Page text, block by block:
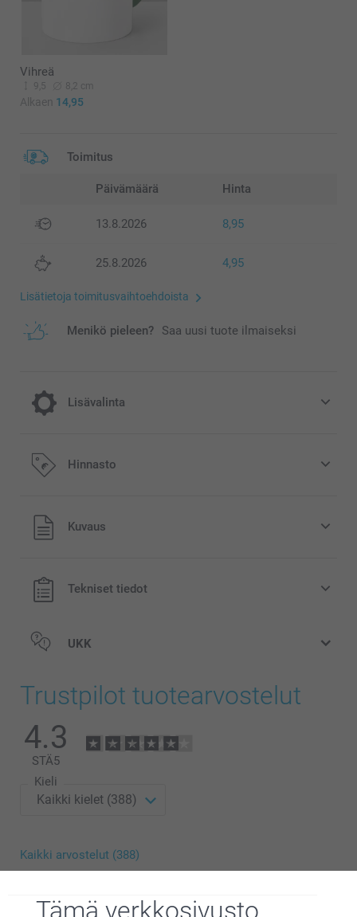
Tämä verkkosivusto
Vihreä
9,5 8,2 cm
Alkaen 14,95
Toimitus
Päivämäärä Hinta
13.8.2026 8,95
25.8.2026 4,95
Lisätietoja toimitusvaihtoehdoista
Menikö pieleen? Saa uusi tuote ilmaiseksi
Lisävalinta
Nauti joulusta ihanalla joulumukilla!
Hinnasto
Kaikki hinnat ovat euroina, sisältävät arvonlisäveron ja
eivät sisällä postikuluja.
Kuvaus
Tekniset tiedot
UKK
Trustpilot tuotearvostelut
4.3
STÄ5
Kieli
Kaikki arvostelut (388)
4 Tähtiä